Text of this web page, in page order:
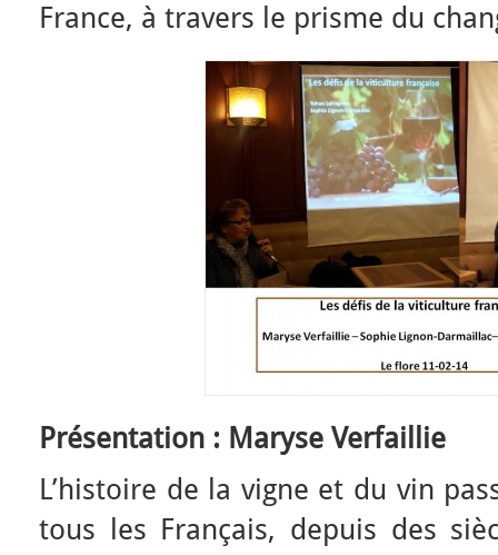
France, à travers le prisme du
Présentation : Maryse Verfaillie
L’histoire de la vigne et du vin
tous les Français, depuis des